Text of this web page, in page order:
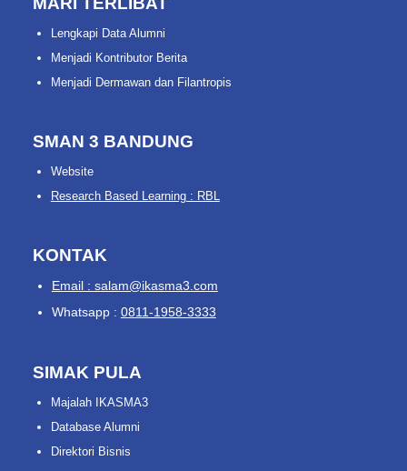
Lengkapi Data Alumni
Menjadi Kontributor Berita
Menjadi Dermawan dan Filantropis
SMAN 3 BANDUNG
Website
Research Based Learning : RBL
KONTAK
Email : salam@ikasma3.com
Whatsapp : 0811-1958-3333
SIMAK PULA
Majalah IKASMA3
Database Alumni
Direktori Bisnis